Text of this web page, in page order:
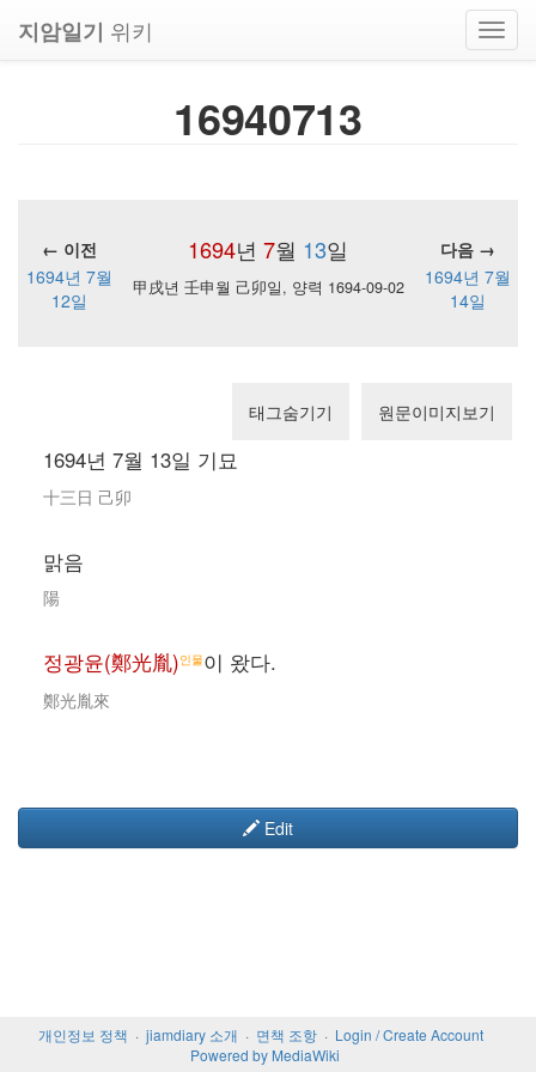
지암일기 위키
16940713
1694년 7월 13일
← 이전
다음 →
1694년 7월
12일
甲戌년 壬申월 己卯일, 양력 1694-09-02
1694년 7월
14일
태그숨기기 원문이미지보기
1694년 7월 13일 기묘
十三日 己卯
맑음
陽
정광윤(鄭光胤)인물이 왔다.
鄭光胤來
Edit
개인정보 정책 jiamdiary 소개 면책 조항
Login / Create Account
Powered by MediaWiki